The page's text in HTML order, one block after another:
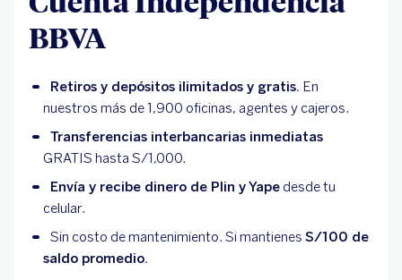
BBVA
Retiros y depósitos ilimitados y gratis. En
nuestros más de 1,900 oficinas, agentes y cajeros.
Transferencias interbancarias inmediatas
GRATIS hasta S/1,000.
Envía y recibe dinero de Plin y Yape desde tu
celular.
Sin costo de mantenimiento. Si mantienes S/100 de
saldo promedio.